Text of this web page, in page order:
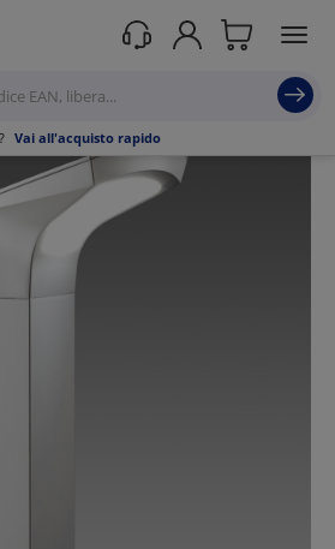
Vai all'acquisto rapido
per esterni /Illuminazione residenziale